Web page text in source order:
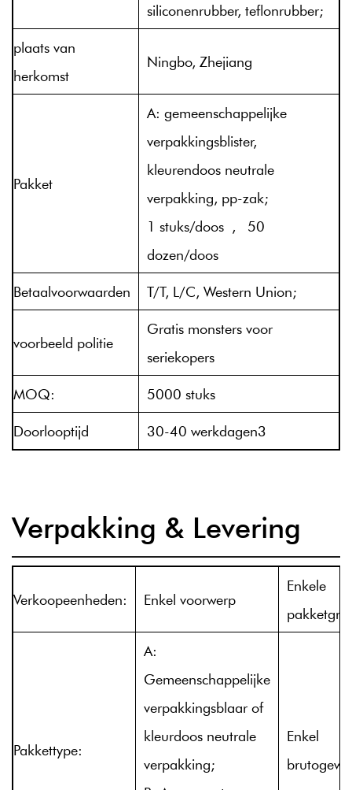
siliconenrubber, teflonrubber;
plaats van
herkomst
Ningbo, Zhejiang
Pakket
A: gemeenschappelijke
verpakkingsblister,
kleurendoos neutrale
verpakking, pp-zak;
1 stuks/doos , 50
dozen/doos
Betaalvoorwaarden
T/T, L/C, Western Union;
voorbeeld politie
Gratis monsters voor
seriekopers
MOQ:
5000 stuks
Doorlooptijd
30-40 werkdagen3
Verpakking & Levering
Verkoopeenheden: Enkel voorwerp
Enkele
Pakkettype:
A:
Gemeenschappelijke
verpakkingsblaar of
kleurdoos neutrale
verpakking;
Enkel